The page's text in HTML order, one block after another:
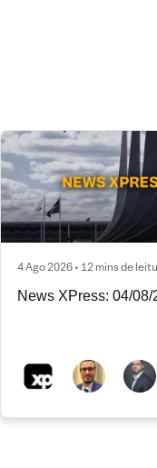
4 Ago 2026 • 12 mins de
News XPress: 04/08/